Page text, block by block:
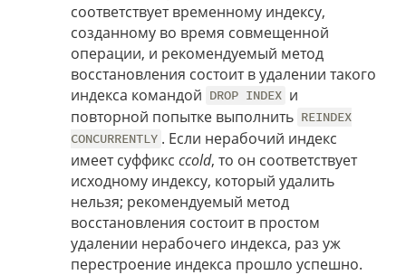
соответствует временному индексу,
созданному во время совмещенной
операции, и рекомендуемый метод
восстановления состоит в удалении такого
индекса командой DROP INDEX и
повторной попытке выполнить REINDEX
CONCURRENTLY . Если нерабочий индекс
имеет суффикс ccold, то он соответствует
исходному индексу, который удалить
нельзя; рекомендуемый метод
восстановления состоит в простом
удалении нерабочего индекса, раз уж
перестроение индекса прошло успешно.